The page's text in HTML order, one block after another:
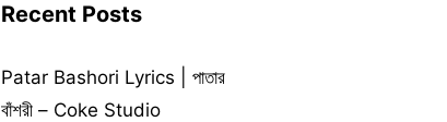
Recent Posts
Patar Bashori Lyrics | পাতার
বাঁশরী – Coke Studio